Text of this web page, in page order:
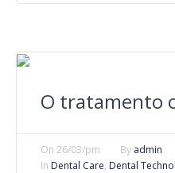
O tratamento
On 26/03/pm By admin
In Dental Care, Dental